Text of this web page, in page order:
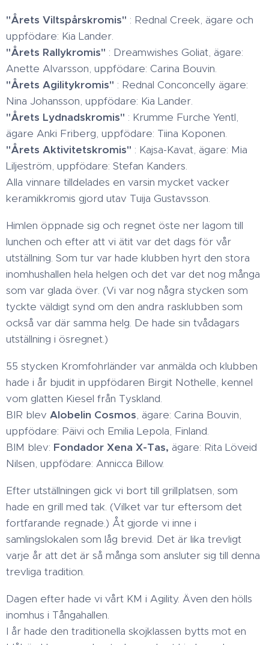
"Årets Viltspårskromis" : Rednal Creek, ägare och
uppfödare: Kia Lander.
"Årets Rallykromis" : Dreamwishes Goliat, ägare:
Anette Alvarsson, uppfödare: Carina Bouvin.
"Årets Agilitykromis" : Rednal Conconcelly ägare:
Nina Johansson, uppfödare: Kia Lander.
"Årets Lydnadskromis" : Krumme Furche Yentl,
ägare Anki Friberg, uppfödare: Tiina Koponen.
"Årets Aktivitetskromis" : Kajsa-Kavat, ägare: Mia
Liljeström, uppfödare: Stefan Kanders.
Alla vinnare tilldelades en varsin mycket vacker
keramikkromis gjord utav Tuija Gustavsson.
Himlen öppnade sig och regnet öste ner lagom till
lunchen och efter att vi ätit var det dags för vår
utställning. Som tur var hade klubben hyrt den stora
inomhushallen hela helgen och det var det nog många
som var glada över. (Vi var nog några stycken som
tyckte väldigt synd om den andra rasklubben som
också var där samma helg. De hade sin tvådagars
utställning i ösregnet.)
55 stycken Kromfohrländer var anmälda och klubben
hade i år bjudit in uppfödaren Birgit Nothelle, kennel
vom glatten Kiesel från Tyskland.
BIR blev Alobelin Cosmos, ägare: Carina Bouvin,
uppfödare: Päivi och Emilia Lepola, Finland.
BIM blev: Fondador Xena X-Tas, ägare: Rita Löveid
Nilsen, uppfödare: Annicca Billow.
Efter utställningen gick vi bort till grillplatsen, som
hade en grill med tak. (Vilket var tur eftersom det
fortfarande regnade.) Åt gjorde vi inne i
samlingslokalen som låg brevid. Det är lika trevligt
varje år att det är så många som ansluter sig till denna
trevliga tradition.
Dagen efter hade vi vårt KM i Agility. Även den hölls
inomhus i Tångahallen.
I år hade den traditionella skojklassen bytts mot en